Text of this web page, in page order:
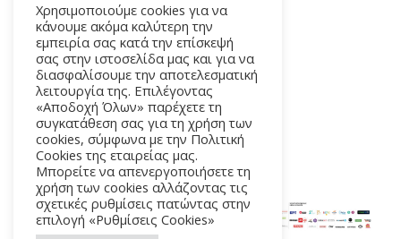
ΑΛΚΜΗΝΗΣ 5 – 118 54 ΑΘΗΝΑ
Χρησιμοποιούμε cookies για να
κάνουμε ακόμα καλύτερη την
εμπειρία σας κατά την επίσκεψή
σας στην ιστοσελίδα μας και για να
διασφαλίσουμε την αποτελεσματική
λειτουργία της. Επιλέγοντας
«Αποδοχή Όλων» παρέχετε τη
συγκατάθεση σας για τη χρήση των
cookies, σύμφωνα με την Πολιτική
Cookies της εταιρείας μας.
Μπορείτε να απενεργοποιήσετε τη
χρήση των cookies αλλάζοντας τις
σχετικές ρυθμίσεις πατώντας στην
επιλογή «Ρυθμίσεις Cookies»